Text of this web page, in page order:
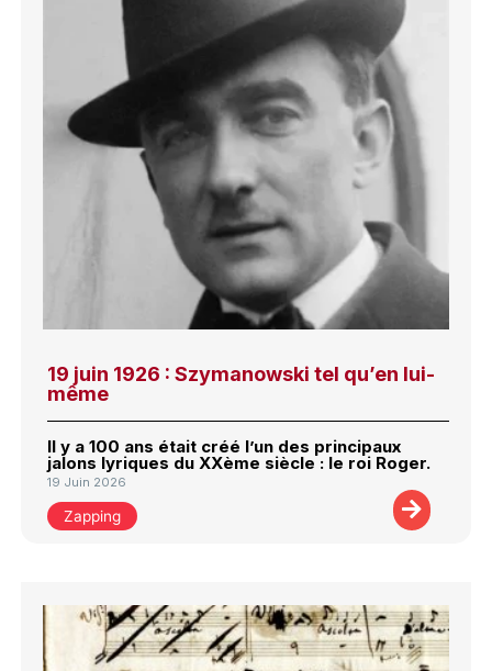
19 juin 1926 : Szymanowski tel qu’en lui-
même
Il y a 100 ans était créé l’un des principaux
jalons lyriques du XXème siècle : le roi Roger.
19 Juin 2026
Zapping